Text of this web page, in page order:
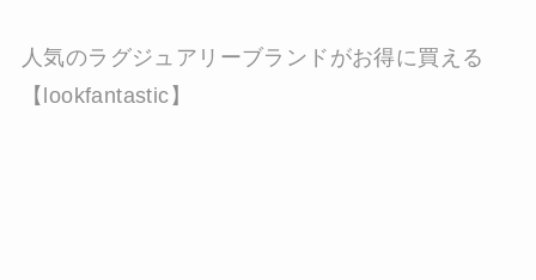
人気のラグジュアリーブランドがお得に買える
【lookfantastic】